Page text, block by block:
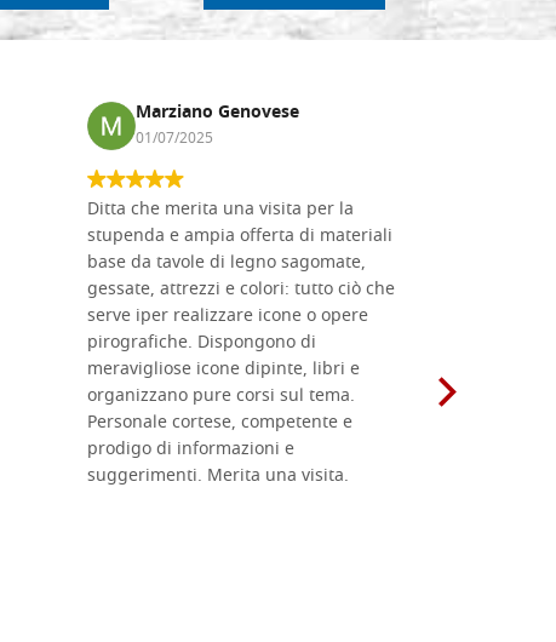
Marziano Genovese
01/07/2025
Ditta che merita una visita per la
stupenda e ampia offerta di materiali
base da tavole di legno sagomate,
gessate, attrezzi e colori: tutto ciò che
serve iper realizzare icone o opere
pirografiche. Dispongono di
meravigliose icone dipinte, libri e
organizzano pure corsi sul tema.
Personale cortese, competente e
prodigo di informazioni e
suggerimenti. Merita una visita.